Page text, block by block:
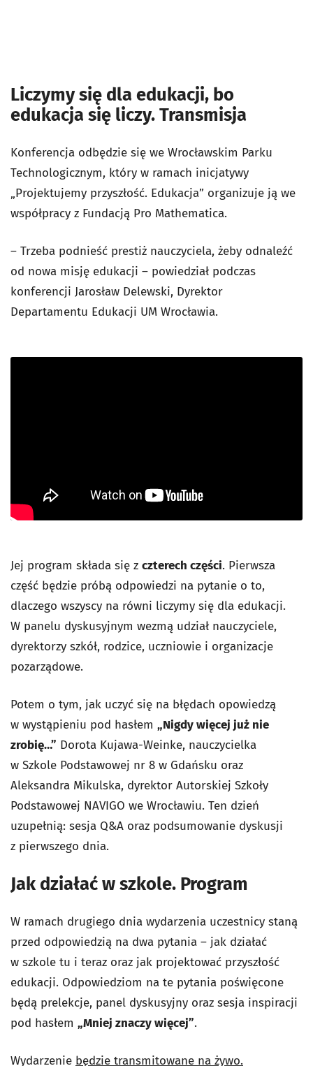
Liczymy się dla edukacji, bo
edukacja się liczy. Transmisja
Konferencja odbędzie się we Wrocławskim Parku
Technologicznym, który w ramach inicjatywy
„Projektujemy przyszłość. Edukacja” organizuje ją we
współpracy z Fundacją Pro Mathematica.
– Trzeba podnieść prestiż nauczyciela, żeby odnaleźć
od nowa misję edukacji – powiedział podczas
konferencji Jarosław Delewski, Dyrektor
Departamentu Edukacji UM Wrocławia.
Jej program składa się z czterech części. Pierwsza
część będzie próbą odpowiedzi na pytanie o to,
dlaczego wszyscy na równi liczymy się dla edukacji.
W panelu dyskusyjnym wezmą udział nauczyciele,
dyrektorzy szkół, rodzice, uczniowie i organizacje
pozarządowe.
Potem o tym, jak uczyć się na błędach opowiedzą
w wystąpieniu pod hasłem „Nigdy więcej już nie
zrobię…” Dorota Kujawa-Weinke, nauczycielka
w Szkole Podstawowej nr 8 w Gdańsku oraz
Aleksandra Mikulska, dyrektor Autorskiej Szkoły
Podstawowej NAVIGO we Wrocławiu. Ten dzień
uzupełnią: sesja Q&A oraz podsumowanie dyskusji
z pierwszego dnia.
Jak działać w szkole. Program
W ramach drugiego dnia wydarzenia uczestnicy staną
przed odpowiedzią na dwa pytania – jak działać
w szkole tu i teraz oraz jak projektować przyszłość
edukacji. Odpowiedziom na te pytania poświęcone
będą prelekcje, panel dyskusyjny oraz sesja inspiracji
pod hasłem „Mniej znaczy więcej”.
Wydarzenie będzie transmitowane na żywo.